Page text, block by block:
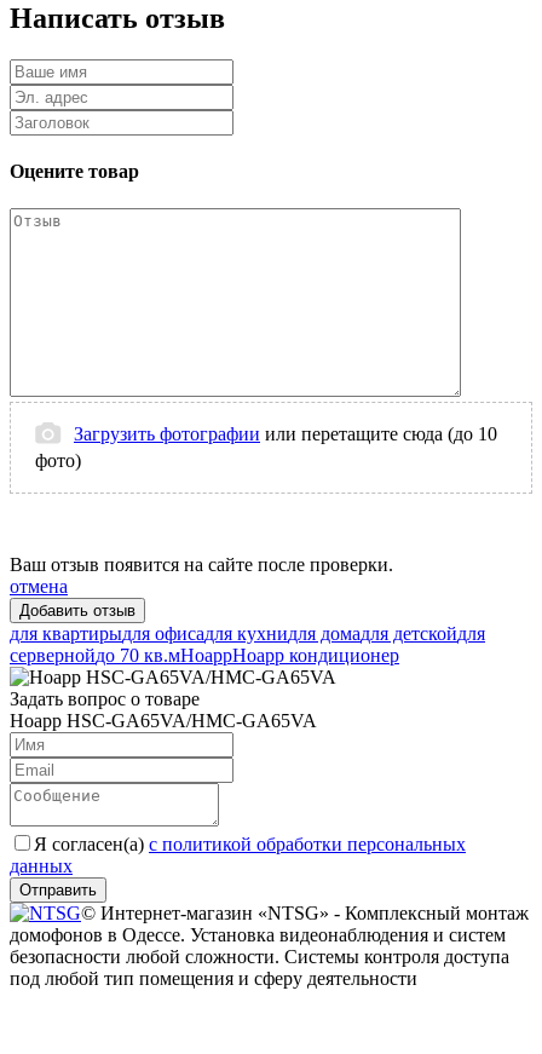
Написать отзыв
Оцените товар
Загрузить фотографии или перетащите сюда (до 10
фото)
Ваш отзыв появится на сайте после проверки.
отмена
для квартирыдля офисадля кухнидля домадля детскойдля
сервернойдо 70 кв.мHoappHoapp кондиционер
Задать вопрос о товаре
Hoapp HSC-GA65VA/HMC-GA65VA
Я согласен(a) с политикой обработки персональных
данных
Отправить
© Интернет-магазин «NTSG» - Комплексный монтаж
домофонов в Одессе. Установка видеонаблюдения и систем
безопасности любой сложности. Системы контроля доступа
под любой тип помещения и сферу деятельности